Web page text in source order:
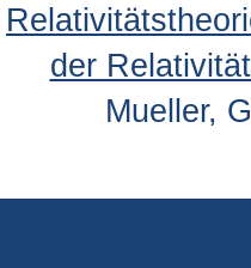
der
Mueller,